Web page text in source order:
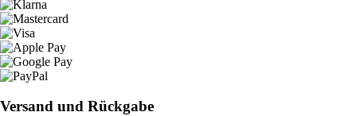
Versand und Rückgabe